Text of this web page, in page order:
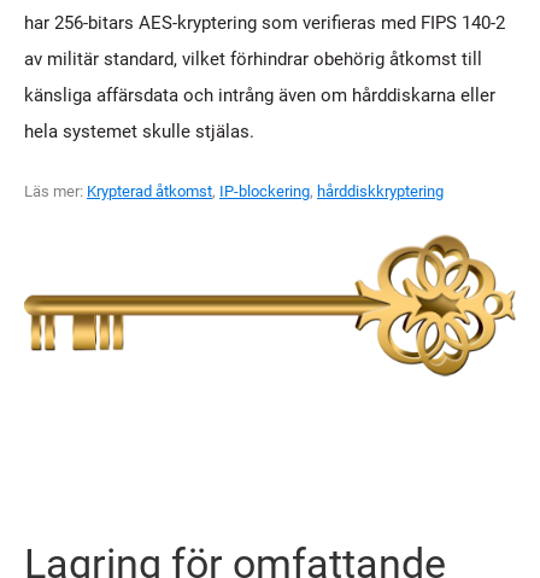
har 256-bitars AES-kryptering som verifieras med FIPS 140-2
av militär standard, vilket förhindrar obehörig åtkomst till
känsliga affärsdata och intrång även om hårddiskarna eller
hela systemet skulle stjälas.
Läs mer: Krypterad åtkomst, IP-blockering, hårddiskkryptering
Lagring för omfattande